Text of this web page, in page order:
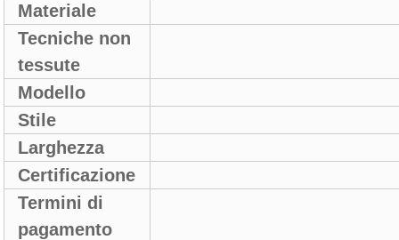
Materiale
Tecniche non
tessute
Modello
Stile
Larghezza
Certificazione
Termini di
pagamento